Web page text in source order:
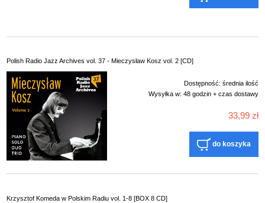
Polish Radio Jazz Archives vol. 37 - Mieczysław Kosz vol. 2 [CD]
Dostępność: średnia ilość
Wysyłka w: 48 godzin + czas dostawy
33,99 zł
do koszyka
Krzysztof Komeda w Polskim Radiu vol. 1-8 [BOX 8 CD]